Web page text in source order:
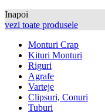
Inapoi
vezi toate produsele
Monturi Crap
Kituri Monturi
Riguri
Agrafe
Varteje
Clipsuri, Conuri
Tuburi